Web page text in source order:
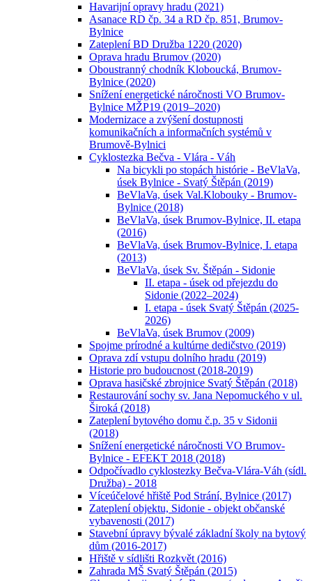
Havarijní opravy hradu (2021)
Asanace RD čp. 34 a RD čp. 851, Brumov-
Bylnice
Zateplení BD Družba 1220 (2020)
Oprava hradu Brumov (2020)
Oboustranný chodník Kloboucká, Brumov-
Bylnice (2020)
Snížení energetické náročnosti VO Brumov-
Bylnice MŽP19 (2019–2020)
Modernizace a zvýšení dostupnosti
komunikačních a informačních systémů v
Brumově-Bylnici
Cyklostezka Bečva - Vlára - Váh
Na bicykli po stopách histórie - BeVlaVa,
úsek Bylnice - Svatý Štěpán (2019)
BeVlaVa, úsek Val.Klobouky - Brumov-
Bylnice (2018)
BeVlaVa, úsek Brumov-Bylnice, II. etapa
(2016)
BeVlaVa, úsek Brumov-Bylnice, I. etapa
(2013)
BeVlaVa, úsek Sv. Štěpán - Sidonie
II. etapa - úsek od přejezdu do
Sidonie (2022–2024)
I. etapa - úsek Svatý Štěpán (2025-
2026)
BeVlaVa, úsek Brumov (2009)
Spojme prírodné a kultúrne dedičstvo (2019)
Oprava zdí vstupu dolního hradu (2019)
Historie pro budoucnost (2018-2019)
Oprava hasičské zbrojnice Svatý Štěpán (2018)
Restaurování sochy sv. Jana Nepomuckého v ul.
Široká (2018)
Zateplení bytového domu č.p. 35 v Sidonii
(2018)
Snížení energetické náročnosti VO Brumov-
Bylnice - EFEKT 2018 (2018)
Odpočívadlo cyklostezky Bečva-Vlára-Váh (sídl.
Družba) - 2018
Víceúčelové hřiště Pod Strání, Bylnice (2017)
Zateplení objektu, Sidonie - objekt občanské
vybavenosti (2017)
Stavební úpravy bývalé základní školy na bytový
dům (2016-2017)
Hřiště v sídlišti Rozkvět (2016)
Zahrada MŠ Svatý Štěpán (2015)